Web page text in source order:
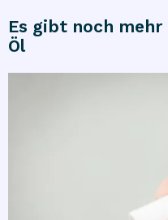
Es gibt noch mehr
Öl